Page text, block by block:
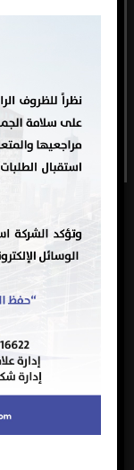
is a violation of
Investment
these rights